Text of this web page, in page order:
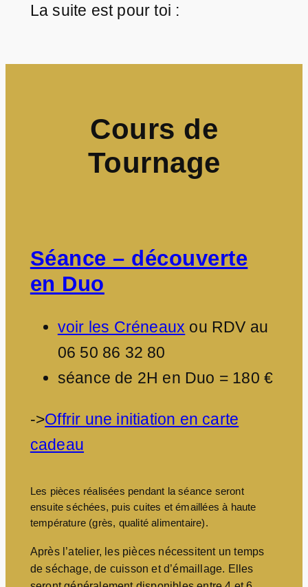
La suite est pour toi :
Cours de
Tournage
Séance – découverte
en Duo
voir les Créneaux ou RDV au
06 50 86 32 80
séance de 2H en Duo = 180 €
->Offrir une initiation en carte
cadeau
Les pièces réalisées pendant la séance seront
ensuite séchées, puis cuites et émaillées à haute
température (grès, qualité alimentaire).
Après l’atelier, les pièces nécessitent un temps
de séchage, de cuisson et d’émaillage. Elles